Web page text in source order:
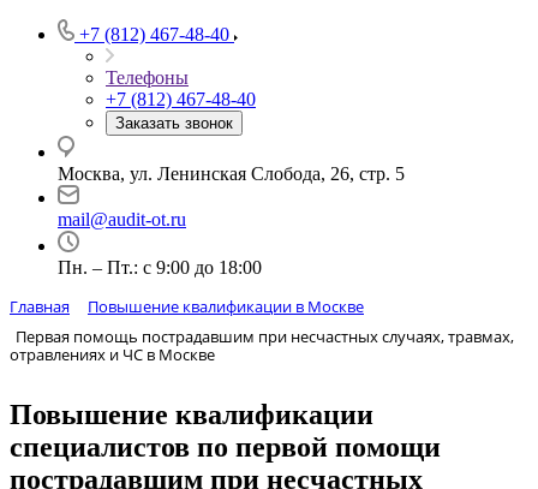
+7 (812) 467-48-40
Телефоны
+7 (812) 467-48-40
Заказать звонок
Москва, ул. Ленинская Слобода, 26, стр. 5
mail@audit-ot.ru
Пн. – Пт.: с 9:00 до 18:00
Главная
Повышение квалификации в Москве
Первая помощь пострадавшим при несчастных случаях, травмах,
отравлениях и ЧС в Москве
Повышение квалификации
специалистов по первой помощи
пострадавшим при несчастных